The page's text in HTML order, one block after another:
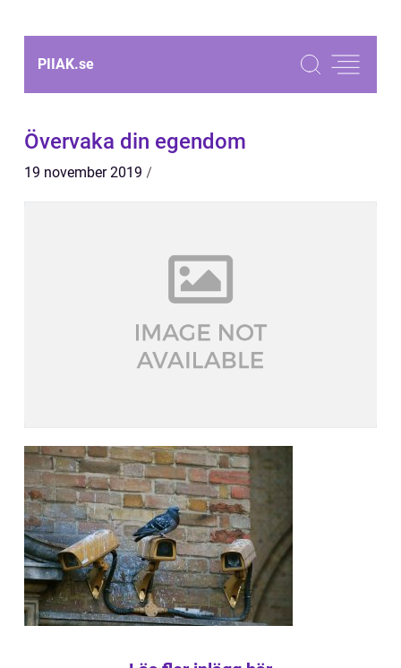
PIIAK.se
Övervaka din egendom
19 november 2019